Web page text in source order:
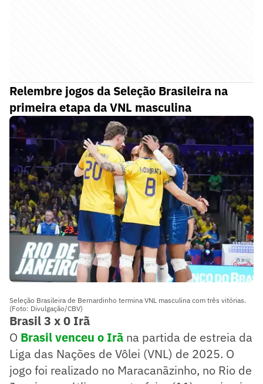
Relembre jogos da Seleção Brasileira na
primeira etapa da VNL masculina
Seleção Brasileira de Bernardinho termina VNL masculina com três vitórias.
(Foto: Divulgação/CBV)
Brasil 3 x 0 Irã
O Brasil venceu o Irã na partida de estreia da
Liga das Nações de Vôlei (VNL) de 2025. O
jogo foi realizado no Maracanãzinho, no Rio de